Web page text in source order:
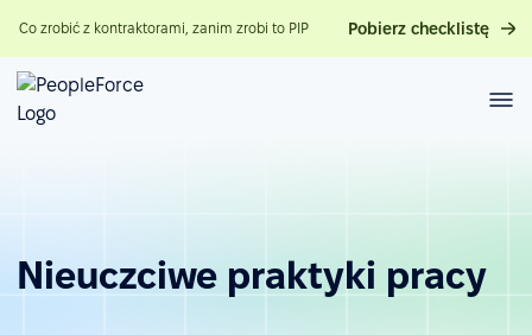
Co zrobić z kontraktorami, zanim zrobi to PIP Pobierz checklistę
Nieuczciwe praktyki pracy